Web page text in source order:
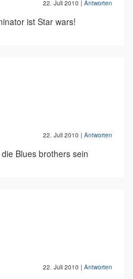
22. Juli 2010 | Antworten
ist Star wars!
22. Juli 2010 | Antworten
Blues brothers sein
22. Juli 2010 | Antworten